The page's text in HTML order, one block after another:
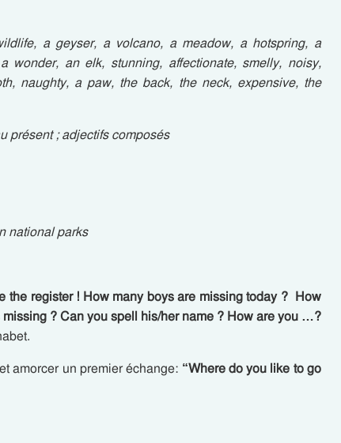
a geyser, a volcano, a meadow, a hotspring, a
wonder, an elk, stunning, affectionate, smelly, noisy,
naughty, a paw, the back, the neck, expensive, the
présent ; adjectifs composés
national parks
the register ! How many boys are missing today ? How
? Can you spell his/her name ? How are you …?
amorcer un premier échange: “Where do you like to go